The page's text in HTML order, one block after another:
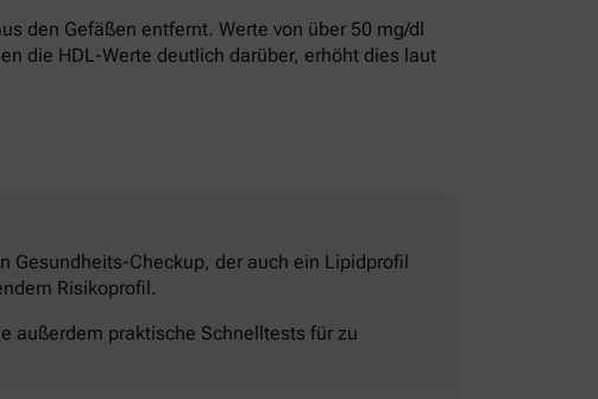
den Gefäßen entfernt. Werte von über 50 mg/dl
die HDL-Werte deutlich darüber, erhöht dies laut
Gesundheits-Checkup, der auch ein Lipidprofil
Risikoprofil.
außerdem praktische Schnelltests für zu